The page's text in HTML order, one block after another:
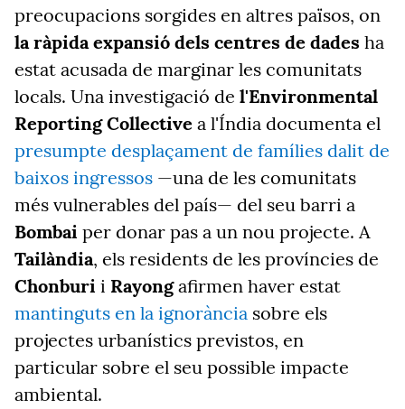
preocupacions sorgides en altres països, on
la ràpida expansió dels centres de dades ha
estat acusada de marginar les comunitats
locals. Una investigació de l'Environmental
Reporting Collective a l'Índia documenta el
presumpte desplaçament de famílies dalit de
baixos ingressos —una de les comunitats
més vulnerables del país— del seu barri a
Bombai per donar pas a un nou projecte. A
Tailàndia, els residents de les províncies de
Chonburi i Rayongafirmen haver estat
mantinguts en la ignorància sobre els
projectes urbanístics previstos, en
particular sobre el seu possible impacte
ambiental.